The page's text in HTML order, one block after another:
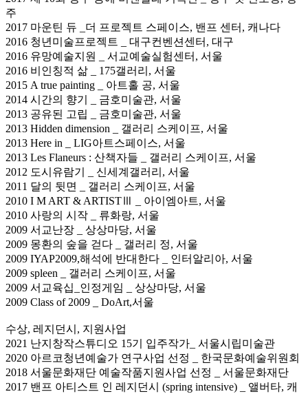
주
2017 마운틴 듀 _더 프로젝트 스페이스, 밴프 센터, 캐나다
2016 청년미술프로젝트 _ 대구컨벤션센터, 대구
2016 유망예술지원 _ 서교예술실험센터, 서울
2016 비인칭적 삶 _ 175갤러리, 서울
2015 A true painting _ 아트홀 공, 서울
2014 시간의 향기 _ 금호미술관, 서울
2013 공유된 고립 _ 금호미술관, 서울
2013 Hidden dimension _ 갤러리 스케이프, 서울
2013 Here in _ LIG아트스페이스, 서울
2013 Les Flaneurs : 산책자들 _ 갤러리 스케이프, 서울
2012 도시유람기 _ 신세계갤러리, 서울
2011 달의 뒷면 _ 갤러리 스케이프, 서울
2010 I M ART & ARTISTⅢ _ 아이엠아트, 서울
2010 사랑의 시작 _ 류화랑, 서울
2009 서교난장 _ 상상마당, 서울
2009 몽환의 숲을 걷다 _ 갤러리 정, 서울
2009 IYAP2009,해석에 반대한다 _ 인터알리아, 서울
2009 spleen _ 갤러리 스케이프, 서울
2009 서교육십_인정게임 _ 상상마당, 서울
2009 Class of 2009 _ DoArt,서울
수상, 레지던시, 지원사업
2021 난지창작스튜디오 15기 입주작가_ 서울시립미술관
2020 아르코청년예술가 연구사업 선정 _ 한국문화예술위원회
2018 서울문화재단 예술작품지원사업 선정 _ 서울문화재단
2017 밴프 아티스트 인 레지던시 (spring intensive) _ 앨버타, 캐